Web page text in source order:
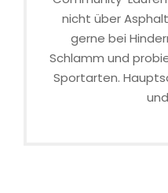
nicht über
gerne bei
Schlamm und
Sportarten.